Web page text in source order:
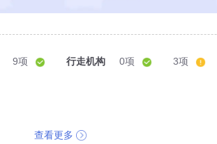
9项 行走机构 0项 3项
查看更多